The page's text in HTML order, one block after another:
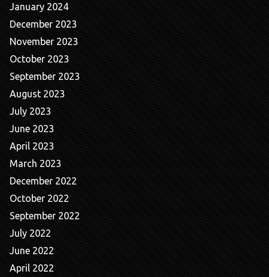
January 2024
December 2023
November 2023
October 2023
September 2023
August 2023
July 2023
June 2023
April 2023
March 2023
December 2022
October 2022
September 2022
July 2022
June 2022
April 2022